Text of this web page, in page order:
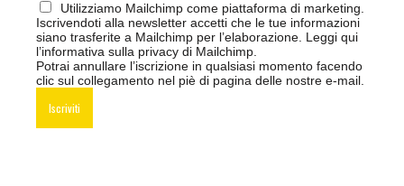
Utilizziamo Mailchimp come piattaforma di marketing.
Iscrivendoti alla newsletter accetti che le tue informazioni
siano trasferite a Mailchimp per l’elaborazione. Leggi qui
l’informativa sulla privacy di Mailchimp
Potrai annullare l’iscrizione in qualsiasi momento facendo
clic sul collegamento nel piè di pagina delle nostre e-mail.